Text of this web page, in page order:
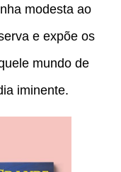
modesta ao
e expõe os
mundo de
iminente.